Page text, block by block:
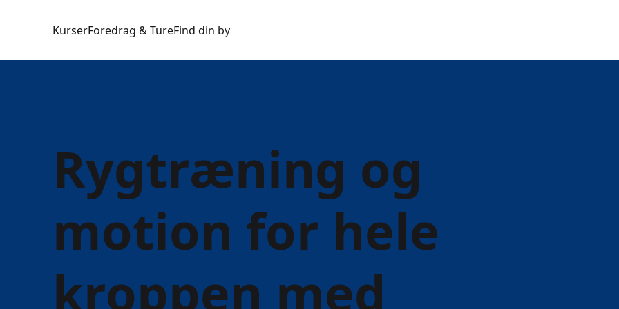
KurserForedrag & TureFind din by
Rygtræning og
motion for hele
kroppen med